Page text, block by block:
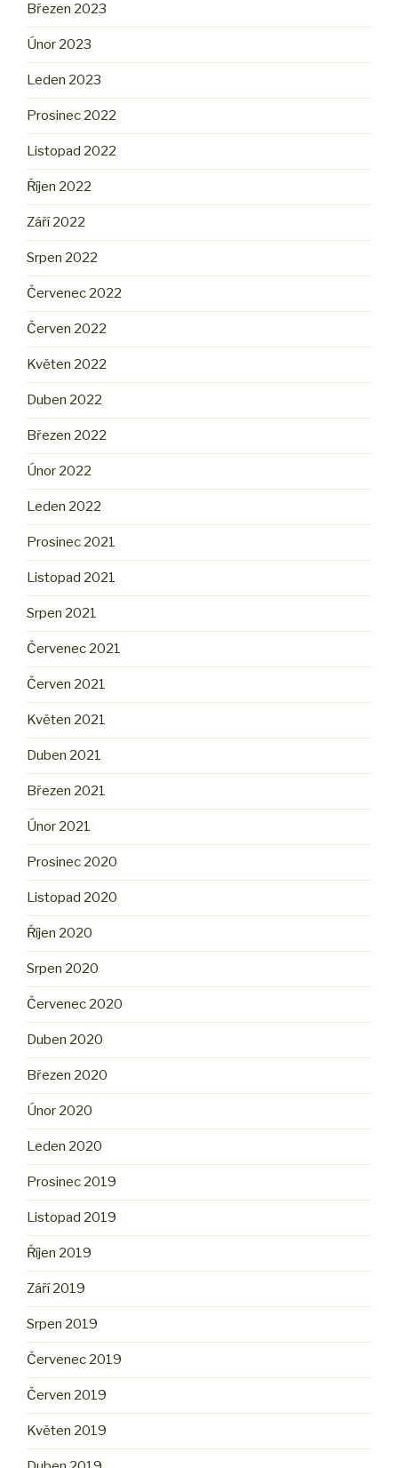
Březen 2023
Únor 2023
Leden 2023
Prosinec 2022
Listopad 2022
Říjen 2022
Září 2022
Srpen 2022
Červenec 2022
Červen 2022
Květen 2022
Duben 2022
Březen 2022
Únor 2022
Leden 2022
Prosinec 2021
Listopad 2021
Srpen 2021
Červenec 2021
Červen 2021
Květen 2021
Duben 2021
Březen 2021
Únor 2021
Prosinec 2020
Listopad 2020
Říjen 2020
Srpen 2020
Červenec 2020
Duben 2020
Březen 2020
Únor 2020
Leden 2020
Prosinec 2019
Listopad 2019
Říjen 2019
Září 2019
Srpen 2019
Červenec 2019
Červen 2019
Květen 2019